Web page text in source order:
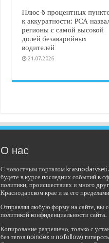
Плюс 6 процентных
к аккуратности: РСА
регионы с самой высокой
долей безаварийных
водителей
21.07.2026
О нас
С новостным порталом
будете в курсе последних событий в
политики, происшествиях и много
Краснодарском крае и за его
Отправляя любую форму на сайте, вы
политикой конфиденциальности сайта.
Копирование разрешено, только с
без тегов noindex и nofollow)